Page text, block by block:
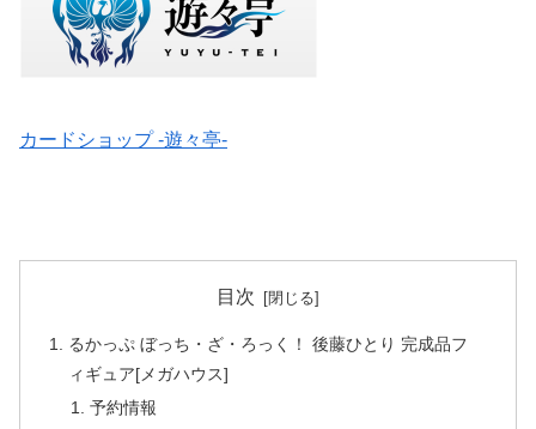
カードショップ -遊々亭-
目次
るかっぷ ぼっち・ざ・ろっく！ 後藤ひとり 完成品フ
ィギュア[メガハウス]
予約情報